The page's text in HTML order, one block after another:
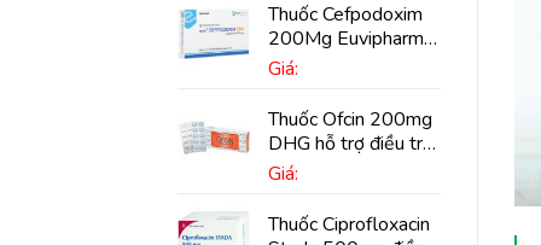
Thuốc Cefpodoxim
200Mg Euvipharm
điều trị nhiễm khuẩn
Giá:
Thuốc Ofcin 200mg
DHG hỗ trợ điều trị
viêm phế quản nặng
Giá:
Thuốc Ciprofloxacin